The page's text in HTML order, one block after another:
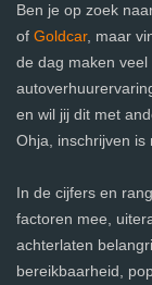
Ben je op zoek
of Goldcar, maar
de dag maken
en wil jij dit met
Ohja, inschrijven is
In de cijfers en
factoren mee,
achterlaten
bereikbaarheid,